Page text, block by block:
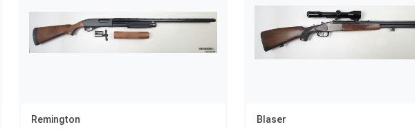
Remington Blaser